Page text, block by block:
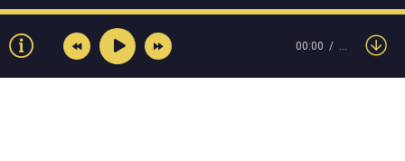
00:00 …